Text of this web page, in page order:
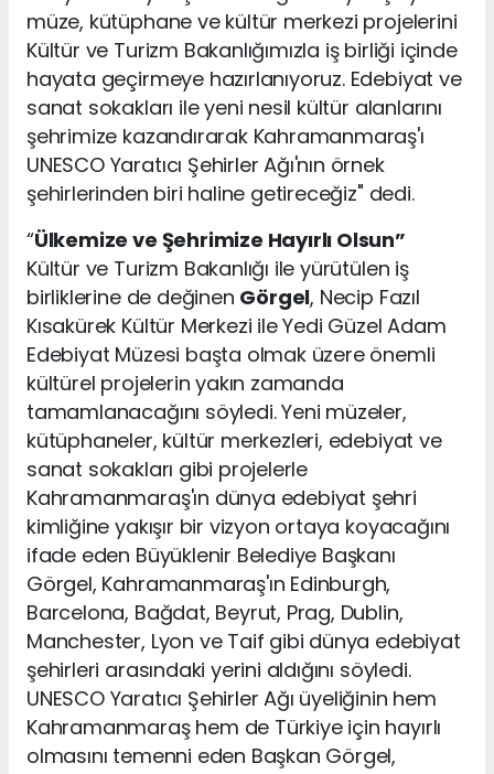
müze, kütüphane ve kültür merkezi projelerini
Kültür ve Turizm Bakanlığımızla iş birliği içinde
hayata geçirmeye hazırlanıyoruz. Edebiyat ve
sanat sokakları ile yeni nesil kültür alanlarını
şehrimize kazandırarak Kahramanmaraş'ı
UNESCO Yaratıcı Şehirler Ağı'nın örnek
şehirlerinden biri haline getireceğiz" dedi.
“Ülkemize ve Şehrimize Hayırlı Olsun”
Kültür ve Turizm Bakanlığı ile yürütülen iş
birliklerine de değinen Görgel, Necip Fazıl
Kısakürek Kültür Merkezi ile Yedi Güzel Adam
Edebiyat Müzesi başta olmak üzere önemli
kültürel projelerin yakın zamanda
tamamlanacağını söyledi. Yeni müzeler,
kütüphaneler, kültür merkezleri, edebiyat ve
sanat sokakları gibi projelerle
Kahramanmaraş'ın dünya edebiyat şehri
kimliğine yakışır bir vizyon ortaya koyacağını
ifade eden Büyüklenir Belediye Başkanı
Görgel, Kahramanmaraş'ın Edinburgh,
Barcelona, Bağdat, Beyrut, Prag, Dublin,
Manchester, Lyon ve Taif gibi dünya edebiyat
şehirleri arasındaki yerini aldığını söyledi.
UNESCO Yaratıcı Şehirler Ağı üyeliğinin hem
Kahramanmaraş hem de Türkiye için hayırlı
olmasını temenni eden Başkan Görgel,